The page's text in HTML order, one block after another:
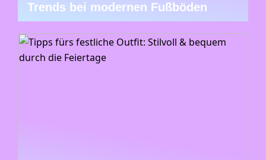
Trends bei modernen Fußböden